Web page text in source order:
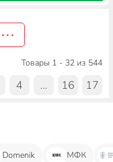
Товары 1 - 32 из 544
4 ... 16 17
Domenik МФК